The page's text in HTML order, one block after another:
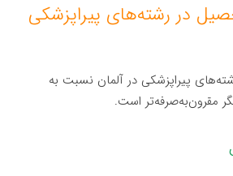
در رشته‌های پیراپزشکی
پیراپزشکی در آلمان نسبت به
مقرون‌به‌صرفه‌تر است.